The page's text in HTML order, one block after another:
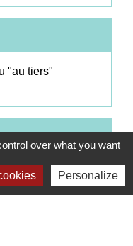
"au tiers"
(ACPR)
over what you want
Personalize